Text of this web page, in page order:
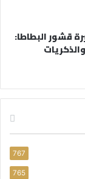
قشور البطاطا:
767
765